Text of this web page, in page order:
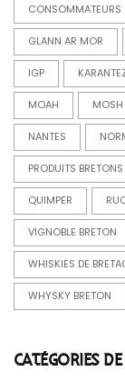
CONSOMMATEURS
GLANN AR MOR
IGP
MOAH MOSH
NANTES
PRODUITS BRETONS
QUIMPER
VIGNOBLE BRETON
WHISKIES DE
WHYSKY BRETON
CATÉGORIES